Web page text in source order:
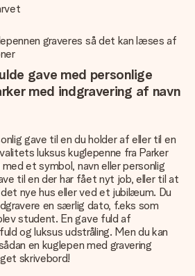
graveres så det kan læses af
gave med personlige
med indgravering af navn
gave til en du holder af eller til en
luksus kuglepenne fra Parker
et symbol, navn eller personlig
til en der har fået nyt job, eller til at
nye hus eller ved et jubilæum. Du
en særlig dato, f.eks som
student. En gave fuld af
og luksus udstråling. Men du kan
en kuglepen med gravering
skrivebord!